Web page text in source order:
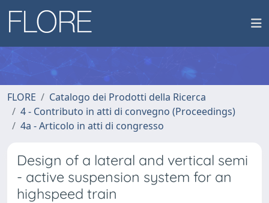
FLORE
Catalogo dei Prodotti della Ricerca
4 - Contributo in atti di convegno (Proceedings)
4a - Articolo in atti di congresso
Design of a lateral and vertical semi
- active suspension system for an
highspeed train